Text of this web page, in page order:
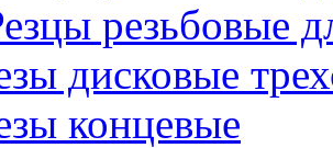
резьбовые
дисковые
концевые